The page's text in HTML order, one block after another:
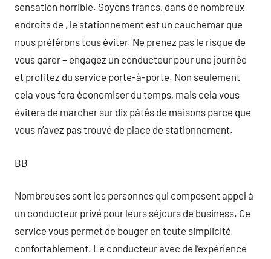
sensation horrible. Soyons francs, dans de nombreux
endroits de , le stationnement est un cauchemar que
nous préférons tous éviter. Ne prenez pas le risque de
vous garer – engagez un conducteur pour une journée
et profitez du service porte-à-porte. Non seulement
cela vous fera économiser du temps, mais cela vous
évitera de marcher sur dix pâtés de maisons parce que
vous n’avez pas trouvé de place de stationnement.
BB
Nombreuses sont les personnes qui composent appel à
un conducteur privé pour leurs séjours de business. Ce
service vous permet de bouger en toute simplicité
confortablement. Le conducteur avec de l’expérience